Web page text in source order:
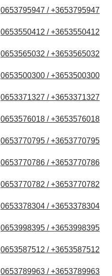
0653795947 / +3653795947
0653550412 / +3653550412
0653565032 / +3653565032
0653500300 / +3653500300
0653371327 / +3653371327
0653576018 / +3653576018
0653770795 / +3653770795
0653770786 / +3653770786
0653770782 / +3653770782
0653378304 / +3653378304
0653998395 / +3653998395
0653587512 / +3653587512
0653789963 / +3653789963